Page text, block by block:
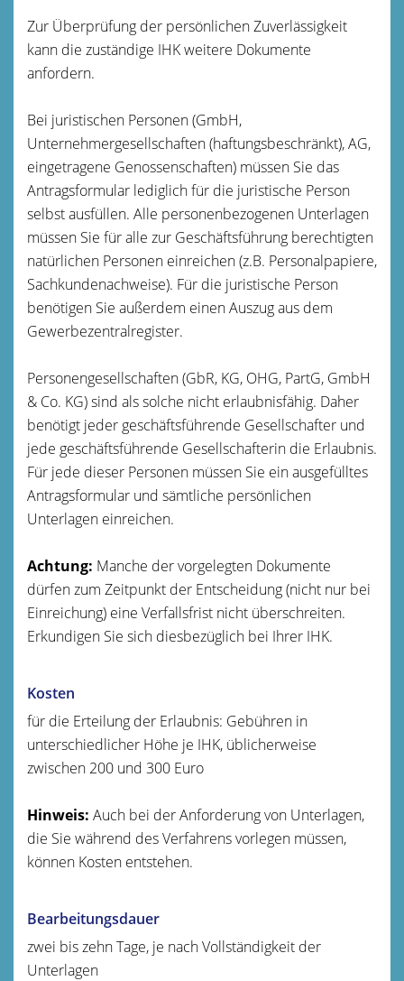
Zur Überprüfung der persönlichen Zuverlässigkeit
kann die zuständige IHK weitere Dokumente
anfordern.
Bei juristischen Personen (GmbH,
Unternehmergesellschaften (haftungsbeschränkt), AG,
eingetragene Genossenschaften) müssen Sie das
Antragsformular lediglich für die juristische Person
selbst ausfüllen. Alle personenbezogenen Unterlagen
müssen Sie für alle zur Geschäftsführung berechtigten
natürlichen Personen einreichen (z.B. Personalpapiere,
Sachkundenachweise). Für die juristische Person
benötigen Sie außerdem einen Auszug aus dem
Gewerbezentralregister.
Personengesellschaften (GbR, KG, OHG, PartG, GmbH
& Co. KG) sind als solche nicht erlaubnisfähig. Daher
benötigt jeder geschäftsführende Gesellschafter und
jede geschäftsführende Gesellschafterin die Erlaubnis.
Für jede dieser Personen müssen Sie ein ausgefülltes
Antragsformular und sämtliche persönlichen
Unterlagen einreichen.
Achtung: Manche der vorgelegten Dokumente
dürfen zum Zeitpunkt der Entscheidung (nicht nur bei
Einreichung) eine Verfallsfrist nicht überschreiten.
Erkundigen Sie sich diesbezüglich bei Ihrer IHK.
Kosten
für die Erteilung der Erlaubnis: Gebühren in
unterschiedlicher Höhe je IHK, üblicherweise
zwischen 200 und 300 Euro
Hinweis: Auch bei der Anforderung von Unterlagen,
die Sie während des Verfahrens vorlegen müssen,
können Kosten entstehen.
Bearbeitungsdauer
zwei bis zehn Tage, je nach Vollständigkeit der
Unterlagen